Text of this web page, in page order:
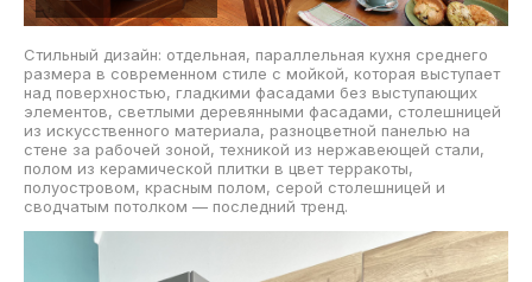
Стильный дизайн: отдельная, параллельная кухня среднего
размера в современном стиле с мойкой, которая выступает
над поверхностью, гладкими фасадами без выступающих
элементов, светлыми деревянными фасадами, столешницей
из искусственного материала, разноцветной панелью на
стене за рабочей зоной, техникой из нержавеющей стали,
полом из керамической плитки в цвет терракоты,
полуостровом, красным полом, серой столешницей и
сводчатым потолком — последний тренд.